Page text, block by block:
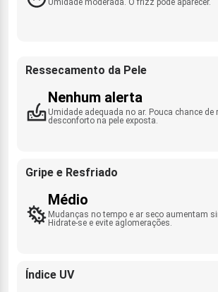
Umidade moderada. O frizz pode aparecer.
Ressecamento da Pele
Nenhum alerta
Umidade adequada no ar. Pouca chance de
desconforto na pele exposta.
Gripe e Resfriado
Médio
Mudanças no tempo e ar seco aumentam
Hidrate-se e evite aglomerações.
Índice UV